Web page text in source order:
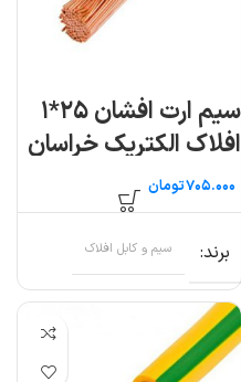
سیم ارت افشان ۲۵*۱
افلاک الکتریک خراسان
تومان
برند سیم و کابل افلاک